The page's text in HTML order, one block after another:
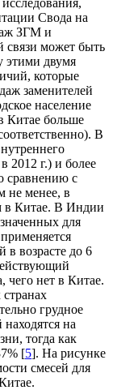
Свода на
ЗГМ и
связи может быть
двумя
которые
заменителей
население
Китае больше
В
2012 г.) и более
сравнению с
не менее, в
в Китае. В Индии
для
в возрасте до 6
чего нет в Китае.
грудное
на
тогда как
[5]. На рисунке
смесей для